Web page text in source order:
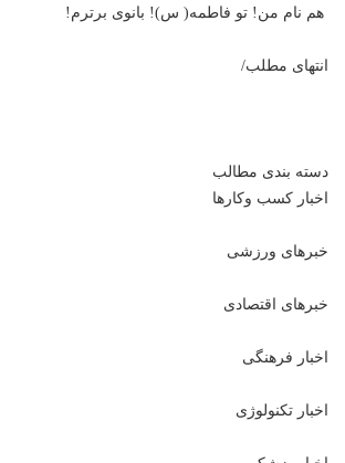
هم نام من! تو فاطمه( س)! بانوی برترم!
انتهای مطلب/
دسته بندی مطالب
اخبار کسب وکارها
خبرهای ورزشی
خبرهای اقتصادی
اخبار فرهنگی
اخبار تکنولوژی